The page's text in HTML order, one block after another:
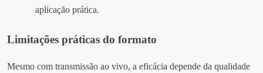
aplicação prática.
Limitações práticas do formato
Mesmo com transmissão ao vivo, a eficácia depende da qualidade